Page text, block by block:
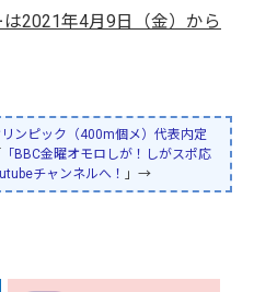
2021年4月9日（金）から
ンピック（400m個メ）代表内定
「BBC金曜オモロしが！しがスポ応
チャンネルへ！ 」→